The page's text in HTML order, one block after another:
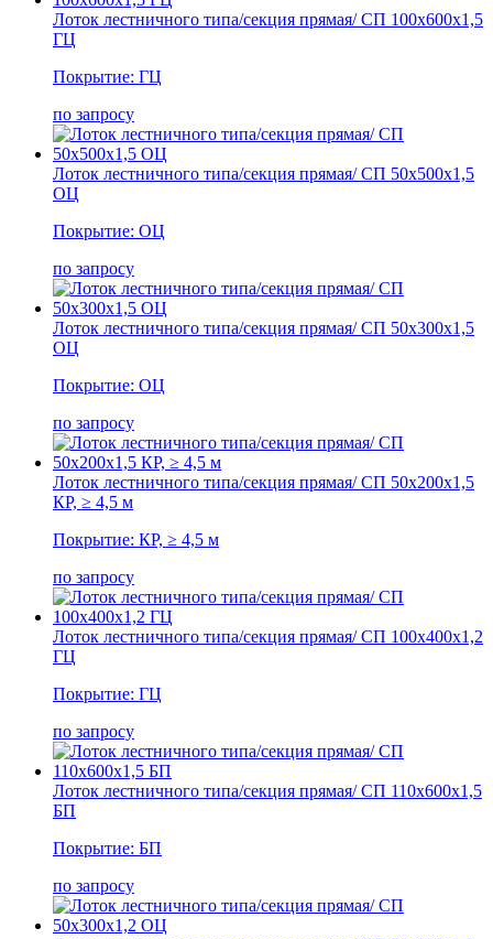
Лоток лестничного типа/секция прямая/ СП 100х600х1,5
ГЦ
Покрытие: ГЦ
по запросу
Лоток лестничного типа/секция прямая/ СП 50х500х1,5
ОЦ
Покрытие: ОЦ
по запросу
Лоток лестничного типа/секция прямая/ СП 50х300х1,5
ОЦ
Покрытие: ОЦ
по запросу
Лоток лестничного типа/секция прямая/ СП 50х200х1,5
КР, ≥ 4,5 м
Покрытие: КР, ≥ 4,5 м
по запросу
Лоток лестничного типа/секция прямая/ СП 100х400х1,2
ГЦ
Покрытие: ГЦ
по запросу
Лоток лестничного типа/секция прямая/ СП 110х600х1,5
БП
Покрытие: БП
по запросу